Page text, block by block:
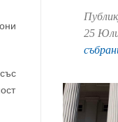
25